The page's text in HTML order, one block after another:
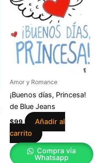
Amor y Romance
¡Buenos días, Princesa!
de Blue Jeans
$99
Añadir al
carrito
Compra vía
Whatsapp